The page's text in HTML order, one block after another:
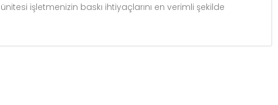
işletmenizin baskı ihtiyaçlarını en verimli şekilde